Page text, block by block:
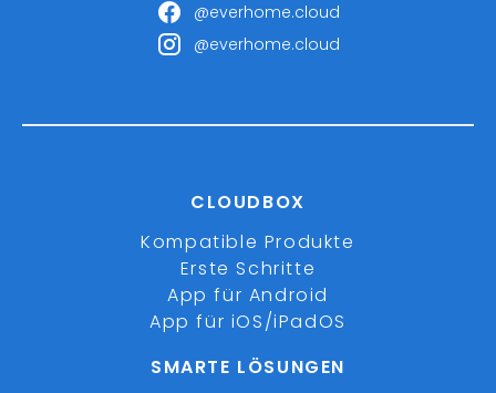
@everhome.cloud
@everhome.cloud
CLOUDBOX
Kompatible Produkte
Erste Schritte
App für Android
App für iOS/iPadOS
SMARTE LÖSUNGEN